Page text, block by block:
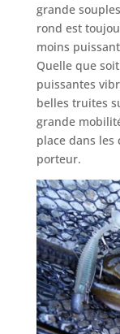
grande
rond est
moins
Quelle que
puissantes
belles truites
grande
place dans les
porteur.